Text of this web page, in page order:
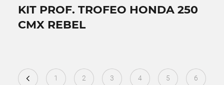
KIT PROF. TROFEO HONDA 250
CMX REBEL
1 2 3 4 5 6